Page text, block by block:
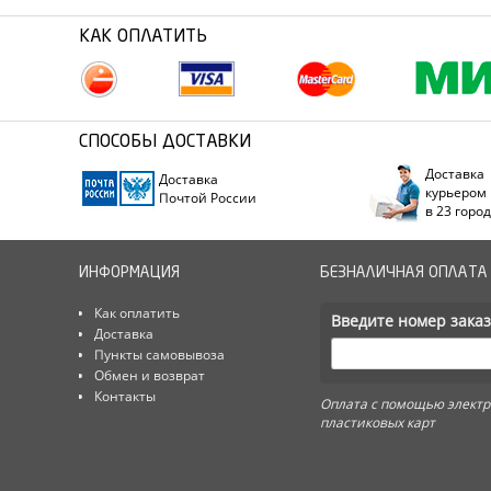
КАК ОПЛАТИТЬ
СПОСОБЫ ДОСТАВКИ
Доставка
Почтой России
Доставка
курьером
в 23
ИНФОРМАЦИЯ
Как оплатить
Доставка
Пункты самовывоза
Обмен и возврат
Контакты
БЕЗНАЛИЧНАЯ ОПЛАТА
Введите номер
Оплата с помощью
пластиковых карт